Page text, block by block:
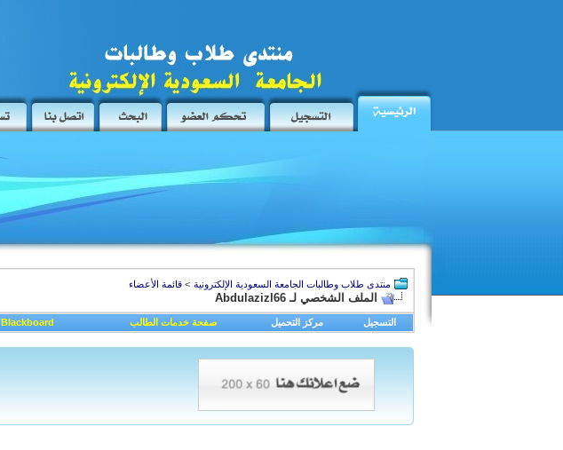
منتدى طلاب وطالبات الجامعة السعودية الإلكترونية >قائمة الأعضاء
الملف الشخصي لـ Abdulazizl66
التسجيل مركز التحميل صفحة خدمات الطالب Blackboard